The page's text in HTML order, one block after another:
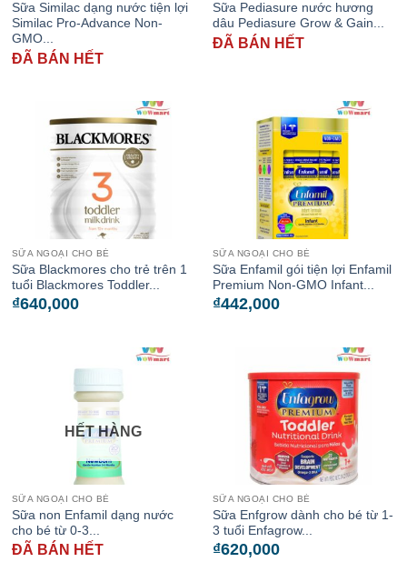
Sữa Similac dạng nước tiện lợi
Similac Pro-Advance Non-
GMO...
ĐÃ BÁN HẾT
Sữa Pediasure nước hương
dâu Pediasure Grow & Gain...
ĐÃ BÁN HẾT
SỮA NGOẠI CHO BÉ
Sữa Blackmores cho trẻ trên 1
tuổi Blackmores Toddler...
₫640,000
SỮA NGOẠI CHO BÉ
Sữa Enfamil gói tiện lợi Enfamil
Premium Non-GMO Infant...
₫442,000
HẾT HÀNG
SỮA NGOẠI CHO BÉ
Sữa non Enfamil dạng nước
cho bé từ 0-3...
ĐÃ BÁN HẾT
SỮA NGOẠI CHO BÉ
Sữa Enfgrow dành cho bé từ 1-
3 tuổi Enfagrow...
₫620,000